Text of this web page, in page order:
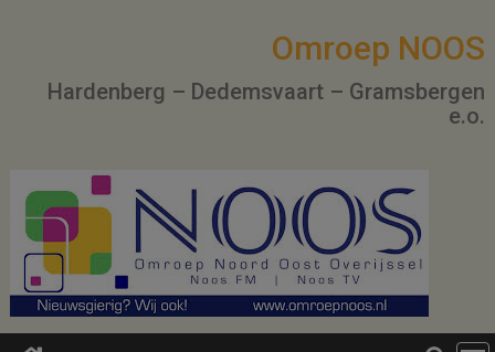
Omroep NOOS
Hardenberg – Dedemsvaart – Gramsbergen
e.o.